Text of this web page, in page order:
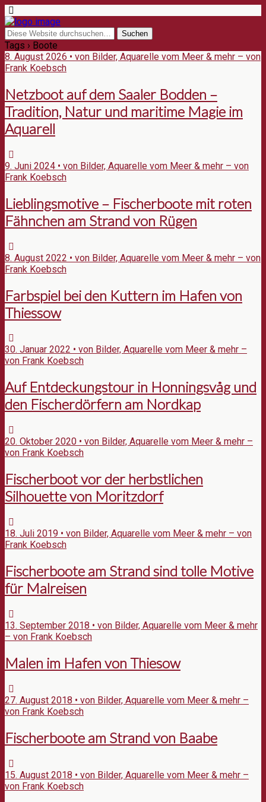
Tags › Boote
8. August 2026 • von Bilder, Aquarelle vom Meer & mehr – von
Frank Koebsch
Netzboot auf dem Saaler Bodden –
Tradition, Natur und maritime Magie im
Aquarell
9. Juni 2024 • von Bilder, Aquarelle vom Meer & mehr – von
Frank Koebsch
Lieblingsmotive – Fischerboote mit roten
Fähnchen am Strand von Rügen
8. August 2022 • von Bilder, Aquarelle vom Meer & mehr – von
Frank Koebsch
Farbspiel bei den Kuttern im Hafen von
Thiessow
30. Januar 2022 • von Bilder, Aquarelle vom Meer & mehr –
von Frank Koebsch
Auf Entdeckungstour in Honningsvåg und
den Fischerdörfern am Nordkap
20. Oktober 2020 • von Bilder, Aquarelle vom Meer & mehr –
von Frank Koebsch
Fischerboot vor der herbstlichen
Silhouette von Moritzdorf
18. Juli 2019 • von Bilder, Aquarelle vom Meer & mehr – von
Frank Koebsch
Fischerboote am Strand sind tolle Motive
für Malreisen
13. September 2018 • von Bilder, Aquarelle vom Meer & mehr
– von Frank Koebsch
Malen im Hafen von Thiesow
27. August 2018 • von Bilder, Aquarelle vom Meer & mehr –
von Frank Koebsch
Fischerboote am Strand von Baabe
15. August 2018 • von Bilder, Aquarelle vom Meer & mehr –
von Frank Koebsch